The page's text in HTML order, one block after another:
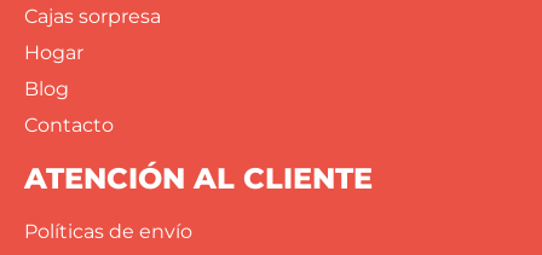
Cajas sorpresa
Hogar
Blog
Contacto
ATENCIÓN AL CLIENTE
Políticas de envío